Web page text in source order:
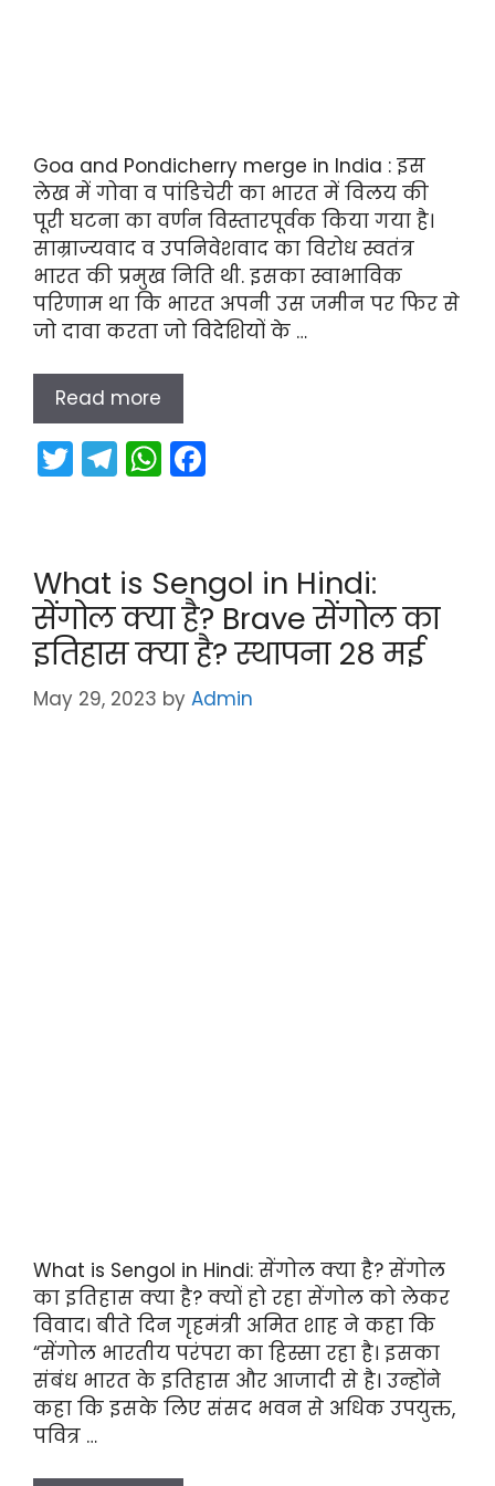
Goa and Pondicherry merge in India : इस
लेख में गोवा व पांडिचेरी का भारत में विलय की
पूरी घटना का वर्णन विस्तारपूर्वक किया गया है।
साम्राज्यवाद व उपनिवेशवाद का विरोध स्वतंत्र
भारत की प्रमुख निति थी. इसका स्वाभाविक
परिणाम था कि भारत अपनी उस जमीन पर फिर से
जो दावा करता जो विदेशियों के …
Read more
T
w
er
T
el
gr
a
m
W
h
ts
A
p
p
e
b
o
o
k
What is Sengol in Hindi:
सेंगोल क्या है? Brave सेंगोल का
इतिहास क्या है? स्थापना 28 मई
May 29, 2023 by Admin
What is Sengol in Hindi: सेंगोल क्या है? सेंगोल
का इतिहास क्या है? क्यों हो रहा सेंगोल को लेकर
विवाद। बीते दिन गृहमंत्री अमित शाह ने कहा कि
“सेंगोल भारतीय परंपरा का हिस्सा रहा है। इसका
संबंध भारत के इतिहास और आजादी से है। उन्होंने
कहा कि इसके लिए संसद भवन से अधिक उपयुक्त,
पवित्र …